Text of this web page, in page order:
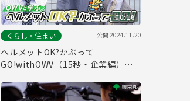
00:16
くらし・住まい
公開2024.11.20
ヘルメットOK?かぶって
GO!withOWV（15秒・企業編）自